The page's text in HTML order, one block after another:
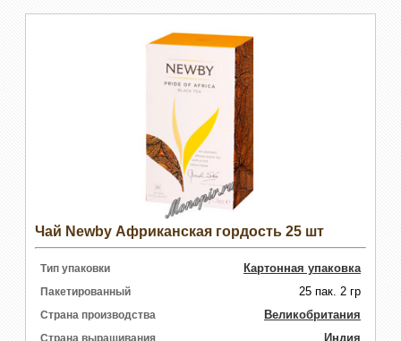
Чай Newby Африканская гордость 25 шт
Тип упаковки Картонная упаковка
Пакетированный 25 пак. 2 гр
Страна производства Великобритания
Страна выращивания Индия